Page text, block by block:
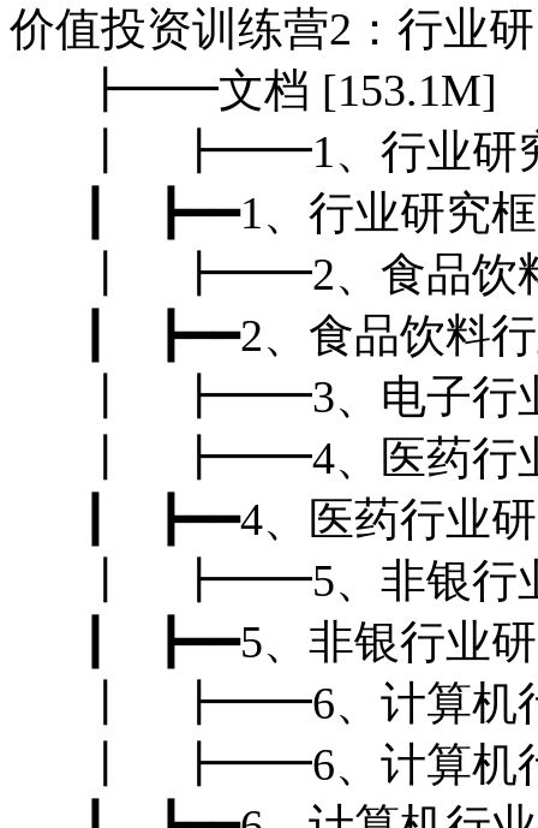
价值投资训练营2：行业
┣━━文档 [153.1M]
┃ ┣━━1、行业研究
┃ ┣━━1、行业研究框
┃ ┣━━2、食品饮料
┃ ┣━━2、食品饮料行
┃ ┣━━3、电子行业
┃ ┣━━4、医药行业
┃ ┣━━4、医药行业研
┃ ┣━━5、非银行业
┃ ┣━━5、非银行业研
┃ ┣━━6、计算机行
┃ ┣━━6、计算机行